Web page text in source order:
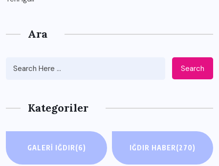
Ara
Search
Kategoriler
GALERI IĞDIR(6) IĞDIR HABER(270)